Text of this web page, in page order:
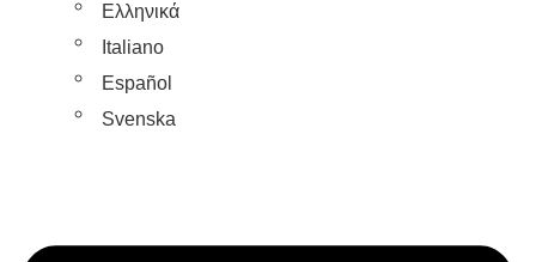
Ελληνικά
Italiano
Español
Svenska